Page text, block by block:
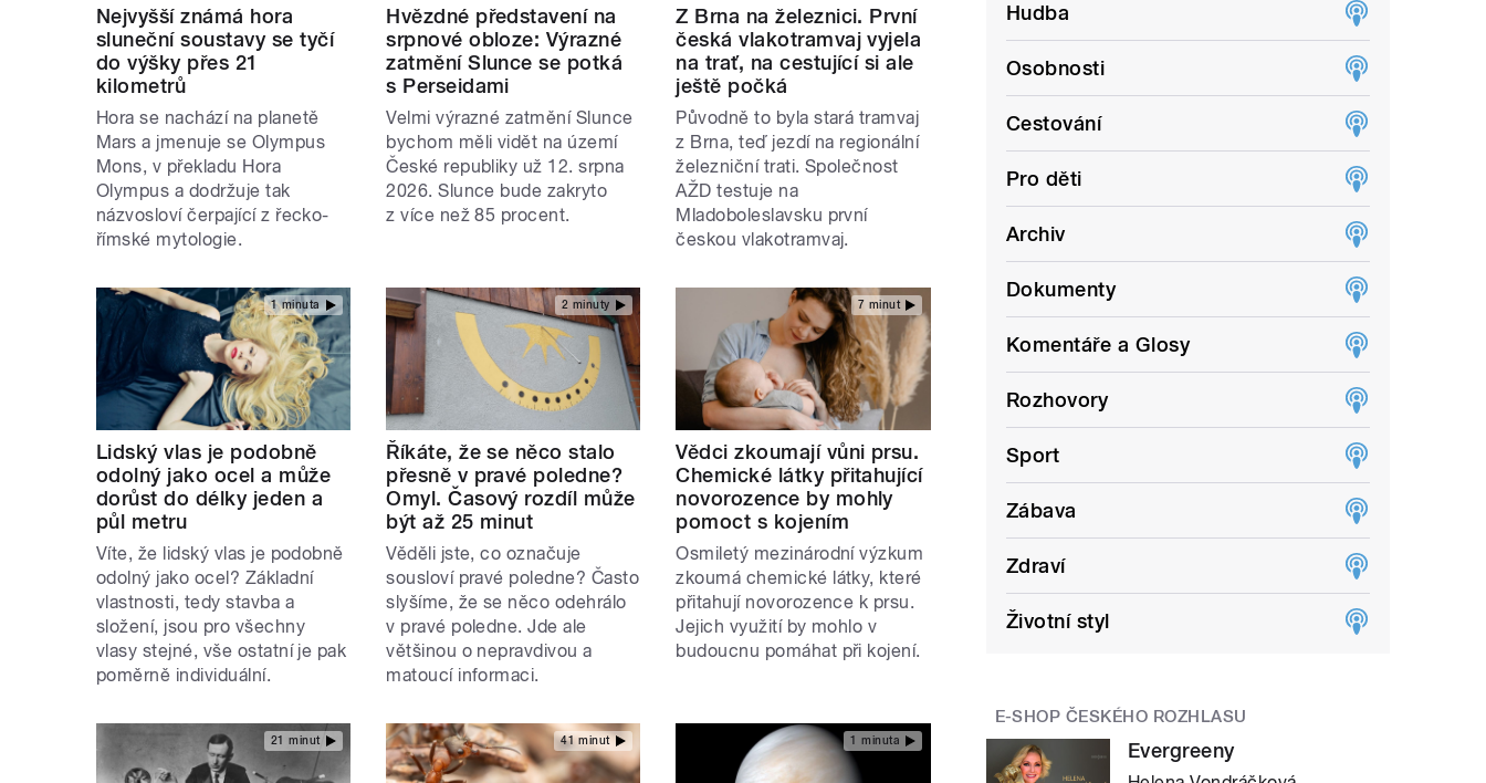
Nejvyšší známá hora
sluneční soustavy se tyčí
do výšky přes 21
kilometrů
Hora se nachází na planetě
Mars a jmenuje se Olympus
Mons, v překladu Hora
Olympus a dodržuje tak
názvosloví čerpající z řecko-
římské mytologie.
Hvězdné představení na
srpnové obloze: Výrazné
zatmění Slunce se potká
s Perseidami
Velmi výrazné zatmění Slunce
bychom měli vidět na území
České republiky už 12. srpna
2026. Slunce bude zakryto
z více než 85 procent.
Z Brna na železnici. První
česká vlakotramvaj vyjela
na trať, na cestující si ale
ještě počká
Původně to byla stará tramvaj
z Brna, teď jezdí na regionální
železniční trati. Společnost
AŽD testuje na
Mladoboleslavsku první
českou vlakotramvaj.
1 minuta
Lidský vlas je podobně
odolný jako ocel a může
dorůst do délky jeden a
půl metru
Víte, že lidský vlas je podobně
odolný jako ocel? Základní
vlastnosti, tedy stavba a
složení, jsou pro všechny
vlasy stejné, vše ostatní je pak
poměrně individuální.
2 minuty
Říkáte, že se něco stalo
přesně v pravé poledne?
Omyl. Časový rozdíl může
být až 25 minut
Věděli jste, co označuje
sousloví pravé poledne? Často
slyšíme, že se něco odehrálo
v pravé poledne. Jde ale
většinou o nepravdivou a
matoucí informaci.
7 minut
Vědci zkoumají vůni prsu.
Chemické látky přitahující
novorozence by mohly
pomoct s kojením
Osmiletý mezinárodní výzkum
zkoumá chemické látky, které
přitahují novorozence k prsu.
Jejich využití by mohlo v
budoucnu pomáhat při kojení.
21 minut 41 minut 1 minuta
Hudba
Osobnosti
Cestování
Pro děti
Archiv
Dokumenty
Komentáře a Glosy
Rozhovory
Sport
Zábava
Zdraví
Životní styl
E-SHOP ČESKÉHO ROZHLASU
Evergreeny